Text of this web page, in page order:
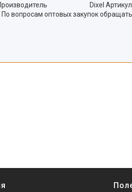
Dixel Артикул
оптовых закупок